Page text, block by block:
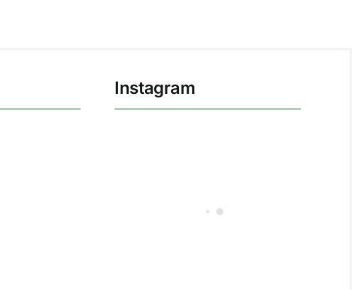
Instagram